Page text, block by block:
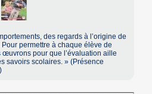
des regards à l’origine de
permettre à chaque élève de
œuvrons pour que l’évaluation aille
savoirs scolaires. » (Présence